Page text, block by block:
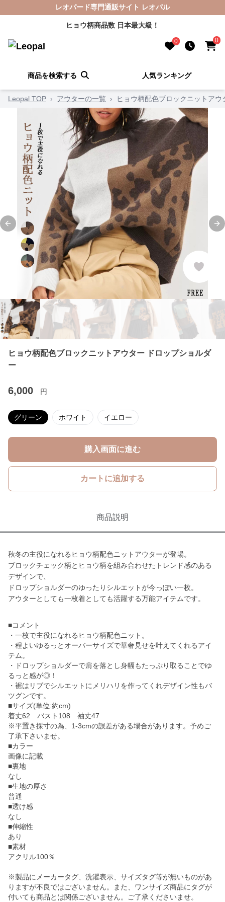
レオパード専門通販サイト レオパル
ヒョウ柄商品数 日本最大級！
0 0
商品を検索する 人気ランキング
Leopal TOP › アウターの一覧 › ヒョウ柄配色ブロックニットア
Previous slide
ヒョウ柄配色ブロックニットアウター ドロップショルダ
ー
6,000 円
グリーン ホワイト イエロー
購入画面に進む
カートに追加する
商品説明
秋冬の主役になれるヒョウ柄配色ニットアウターが登場。
ブロックチェック柄とヒョウ柄を組み合わせたトレンド感のある
デザインで、
ドロップショルダーのゆったりシルエットが今っぽい一枚。
アウターとしても一枚着としても活躍する万能アイテムです。
■コメント
・一枚で主役になれるヒョウ柄配色ニット。
・程よいゆるっとオーバーサイズで華奢見せを叶えてくれるアイ
テム。
・ドロップショルダーで肩を落とし身幅もたっぷり取ることでゆ
るっと感が◎！
・裾はリブでシルエットにメリハリを作ってくれデザイン性もバ
ツグンです。
■サイズ(単位:約cm)
着丈62 バスト108 袖丈47
※平置き採寸の為、1-3cmの誤差がある場合があります。予めご
了承下さいませ。
■カラー
画像に記載
■裏地
なし
■生地の厚さ
普通
■透け感
なし
■伸縮性
あり
■素材
アクリル100％
※製品にメーカータグ、洗濯表示、サイズタグ等が無いものがあ
りますが不良ではございません。また、ワンサイズ商品にタグが
付いても商品とは関係ございません。ご了承くださいませ。